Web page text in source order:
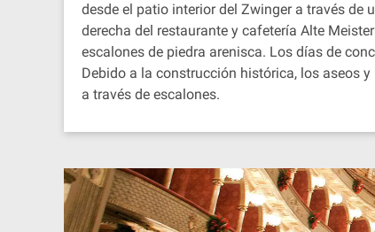
desde el patio interior del Zwinger a través de
derecha del restaurante y cafetería Alte
escalones de piedra arenisca. Los días de
Debido a la construcción histórica, los aseos
a través de escalones.